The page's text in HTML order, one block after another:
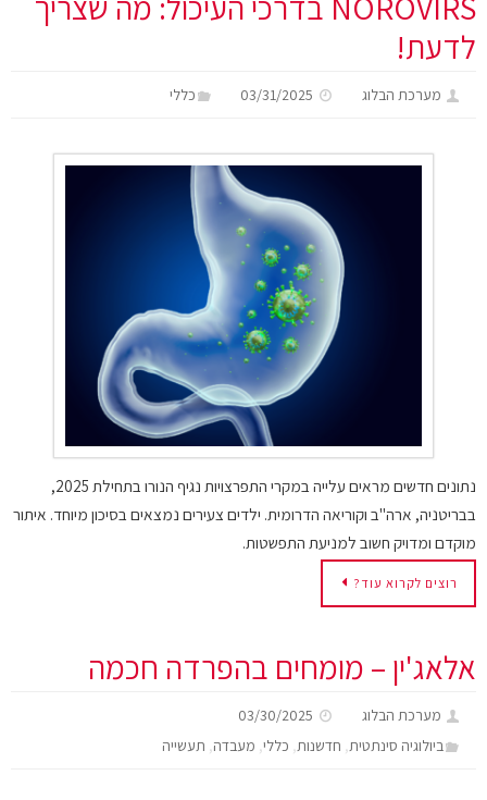
לדעת!
מערכת הבלוג 03/31/2025 כללי
נתונים חדשים מראים עלייה במקרי התפרצויות נגיף הנורו בתחילת 2025,
בבריטניה, ארה"ב וקוריאה הדרומית. ילדים צעירים נמצאים בסיכון מיוחד. איתור
מוקדם ומדויק חשוב למניעת התפשטות.
רוצים לקרוא עוד?
אלאג'ין – מומחים בהפרדה חכמה
מערכת הבלוג
03/30/2025
ביולוגיה סינתטית, חדשנות, כללי, מעבדה, תעשייה